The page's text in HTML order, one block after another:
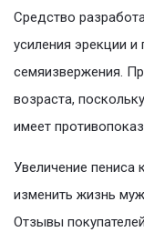
Средство
усиления эрекции
семяизвержения.
возраста,
имеет
Увеличение пениса
изменить жизнь
Отзывы